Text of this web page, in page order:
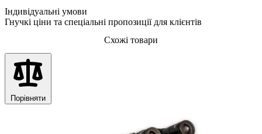
Індивідуальні умови
Гнучкі ціни та спеціальні пропозиції для клієнтів
Схожі товари
Порівняти